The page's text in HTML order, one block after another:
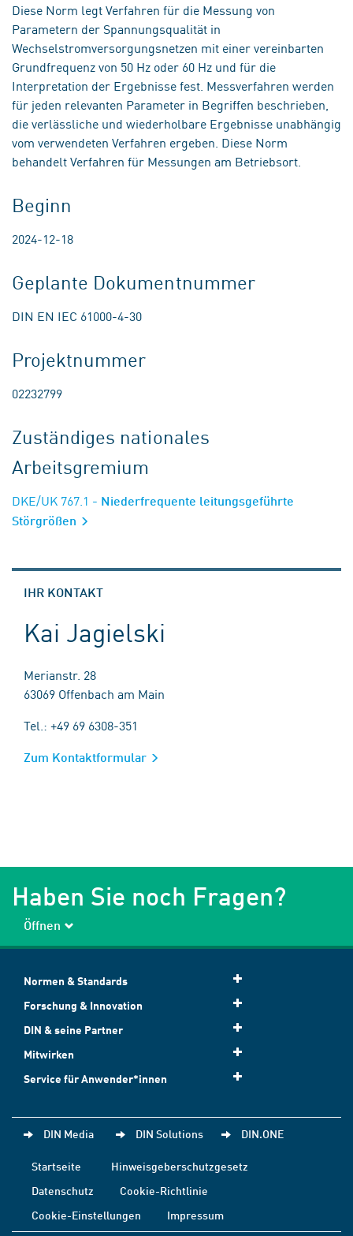
Diese Norm legt Verfahren für die Messung von
Parametern der Spannungsqualität in
Wechselstromversorgungsnetzen mit einer vereinbarten
Grundfrequenz von 50 Hz oder 60 Hz und für die
Interpretation der Ergebnisse fest. Messverfahren werden
für jeden relevanten Parameter in Begriffen beschrieben,
die verlässliche und wiederholbare Ergebnisse unabhängig
vom verwendeten Verfahren ergeben. Diese Norm
behandelt Verfahren für Messungen am Betriebsort.
Beginn
2024-12-18
Geplante Dokumentnummer
DIN EN IEC 61000-4-30
Projektnummer
02232799
Zuständiges nationales
Arbeitsgremium
DKE/UK 767.1 - Niederfrequente leitungsgeführte
Störgrößen
IHR KONTAKT
Kai Jagielski
Merianstr. 28
63069 Offenbach am Main
Tel.: +49 69 6308-351
Zum Kontaktformular
Haben Sie noch Fragen?
Öffnen
Normen & Standards
Forschung & Innovation
DIN & seine Partner
Mitwirken
Service für Anwender*innen
DIN Media DIN Solutions DIN.ONE
Startseite
Hinweisgeberschutzgesetz
Datenschutz
Cookie-Richtlinie
Cookie-Einstellungen
Impressum